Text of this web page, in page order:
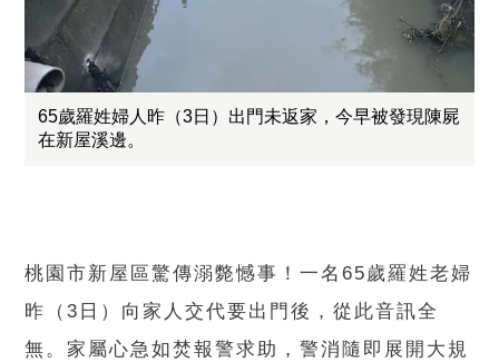
65歲羅姓婦人昨（3日）出門未返家，今早被發現陳屍
在新屋溪邊。
桃園市新屋區驚傳溺斃憾事！一名65歲羅姓老婦
昨（3日）向家人交代要出門後，從此音訊全
無。家屬心急如焚報警求助，警消隨即展開大規